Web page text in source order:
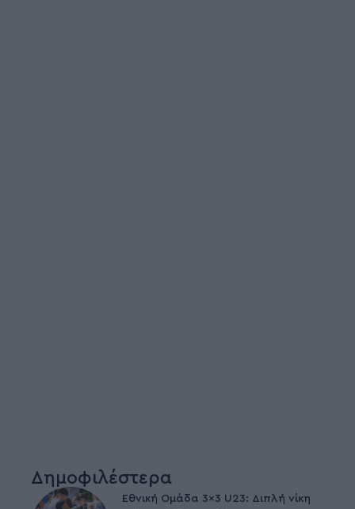
Δημοφιλέστερα
Εθνική Ομάδα 3×3 U23: Διπλή νίκη